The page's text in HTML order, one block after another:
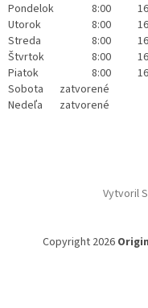
Pondelok
8:00
Utorok
8:00
Streda
8:00
Štvrtok
8:00
Piatok
8:00
Sobota
zatvorené
Nedeľa
zatvorené
Vytvoril
Copyright 2026